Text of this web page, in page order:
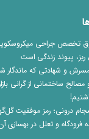
تخصص جراحی میکروسکوپی
پیوند زندگی است
و شهادتی که ماندگار
درونی؛ رمز موفقیت گل‌گهر